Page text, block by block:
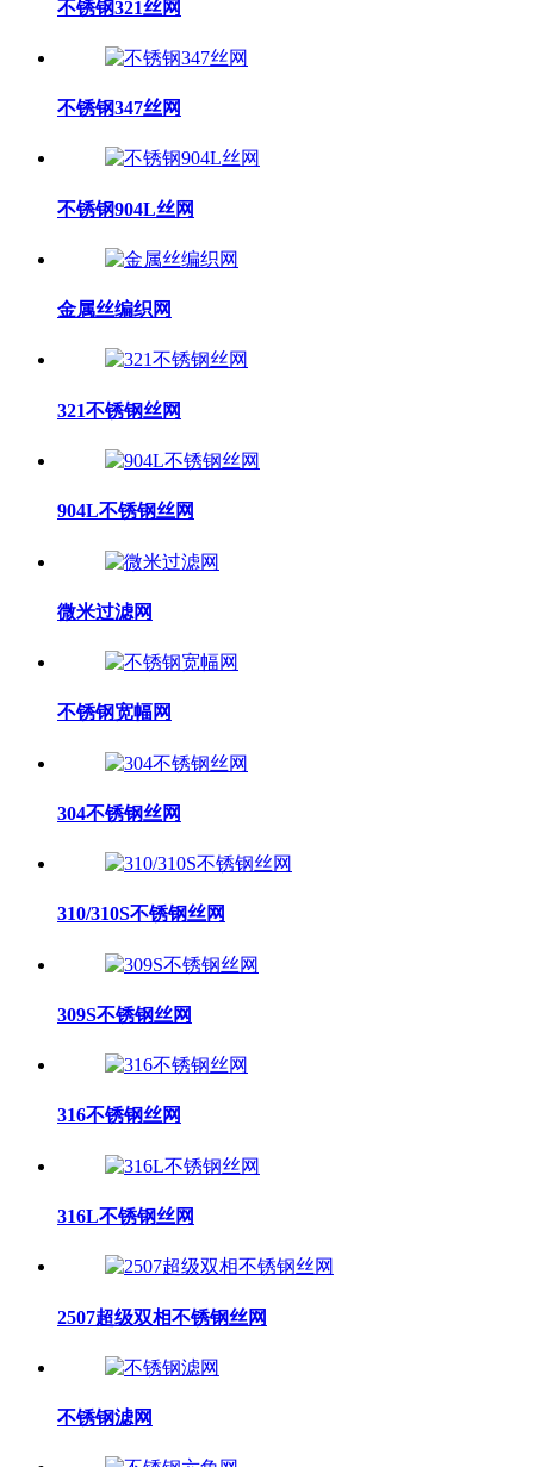
不锈钢321丝网
不锈钢347丝网
​不锈钢904L丝网
金属丝编织网
321不锈钢丝网
904L不锈钢丝网
微米过滤网
不锈钢宽幅网
304不锈钢丝网
310/310S不锈钢丝网
​309S不锈钢丝网
316不锈钢丝网
316L不锈钢丝网
2507超级双相不锈钢丝网
不锈钢滤网